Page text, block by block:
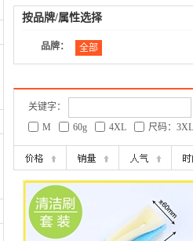
按品牌/属性选择
品牌： 全部
关键字：
M
60g 4XL 尺码：3XL